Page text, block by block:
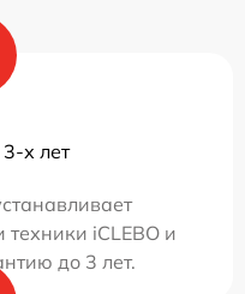
х лет
iCLEBO и
до 3 лет.